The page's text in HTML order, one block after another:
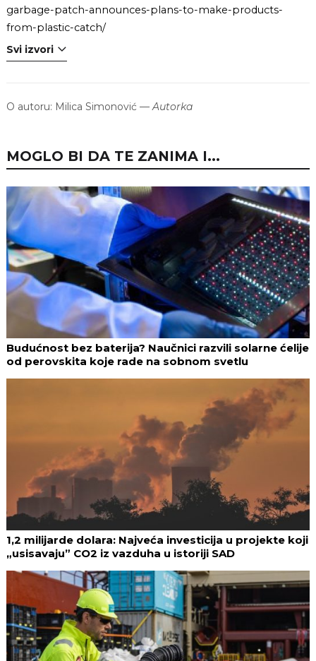
garbage-patch-announces-plans-to-make-products-
from-plastic-catch/
Svi izvori
O autoru: Milica Simonović —Autorka
MOGLO BI DA TE ZANIMA I...
Budućnost bez baterija? Naučnici razvili solarne ćelije
od perovskita koje rade na sobnom svetlu
1,2 milijarde dolara: Najveća investicija u projekte koji
„usisavaju” CO2 iz vazduha u istoriji SAD